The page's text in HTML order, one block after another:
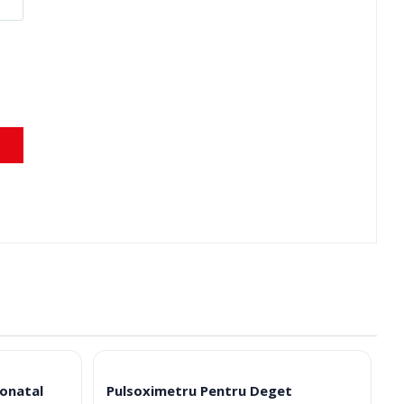
Pulsoximetru Pentru Deget